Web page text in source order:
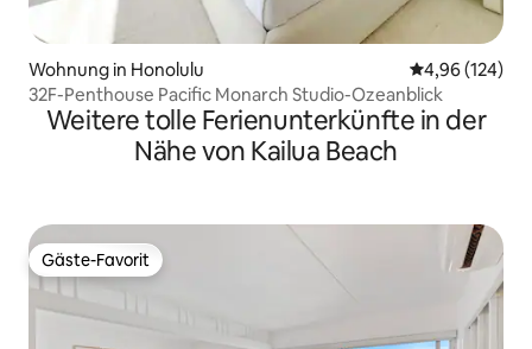
Wohnung in Honolulu
4,96 (124)
32F-Penthouse Pacific Monarch Studio-Ozeanblick
Weitere tolle Ferienunterkünfte in der
Nähe von Kailua Beach
Gäste-Favorit
Gäste-Favorit